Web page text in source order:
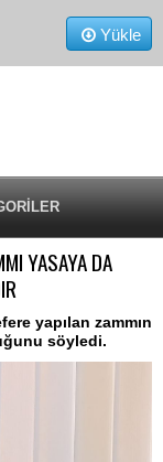
Yükle
YASAYA DA
yapılan zammın
söyledi.